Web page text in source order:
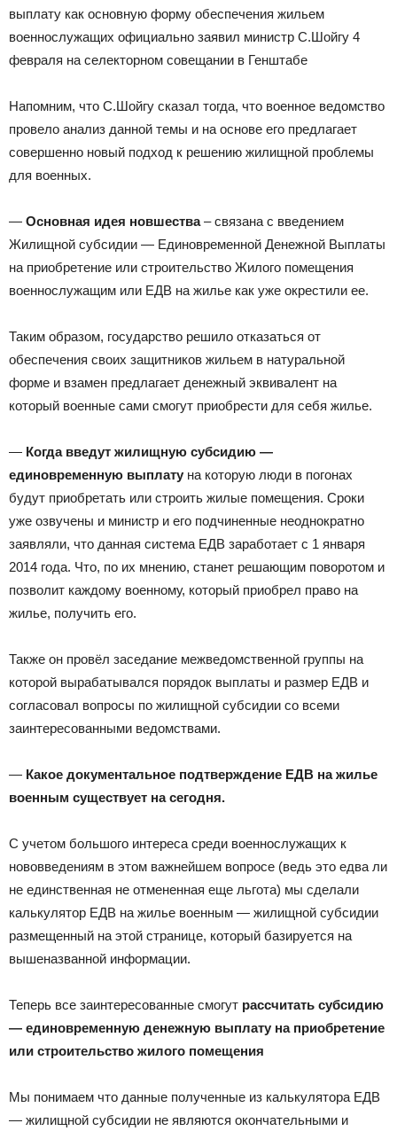
выплату как основную форму обеспечения жильем
военнослужащих официально заявил министр С.Шойгу 4
февраля на селекторном совещании в Генштабе
Напомним, что С.Шойгу сказал тогда, что военное ведомство
провело анализ данной темы и на основе его предлагает
совершенно новый подход к решению жилищной проблемы
для военных.
— Основная идея новшества– связана с введением
Жилищной субсидии — Единовременной Денежной Выплаты
на приобретение или строительство Жилого помещения
военнослужащим или ЕДВ на жилье как уже окрестили ее.
Таким образом, государство решило отказаться от
обеспечения своих защитников жильем в натуральной
форме и взамен предлагает денежный эквивалент на
который военные сами смогут приобрести для себя жилье.
— Когда введут жилищную субсидию —
единовременную выплату на которую люди в погонах
будут приобретать или строить жилые помещения. Сроки
уже озвучены и министр и его подчиненные неоднократно
заявляли, что данная система ЕДВ заработает с 1 января
2014 года. Что, по их мнению, станет решающим поворотом и
позволит каждому военному, который приобрел право на
жилье, получить его.
Также он провёл заседание межведомственной группы на
которой вырабатывался порядок выплаты и размер ЕДВ и
согласовал вопросы по жилищной субсидии со всеми
заинтересованными ведомствами.
— Какое документальное подтверждение ЕДВ на жилье
военным существует на сегодня.
С учетом большого интереса среди военнослужащих к
нововведениям в этом важнейшем вопросе (ведь это едва ли
не единственная не отмененная еще льгота) мы сделали
калькулятор ЕДВ на жилье военным — жилищной субсидии
размещенный на этой странице, который базируется на
вышеназванной информации.
Теперь все заинтересованные смогут рассчитать субсидию
— единовременную денежную выплату на приобретение
или строительство жилого помещения
Мы понимаем что данные полученные из калькулятора ЕДВ
— жилищной субсидии не являются окончательными и